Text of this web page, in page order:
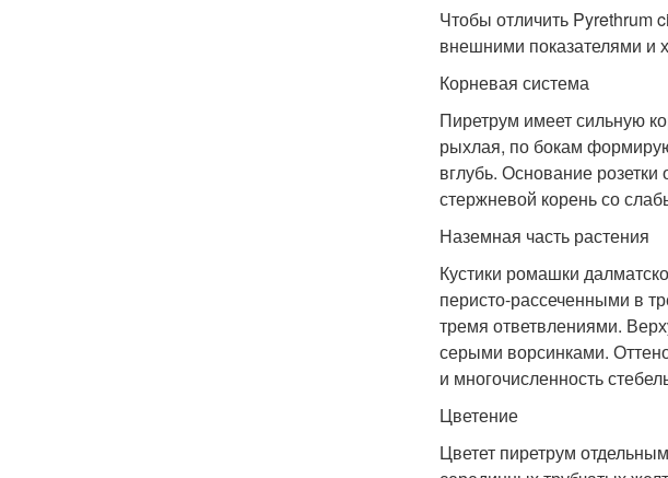
Чтобы отличить Pyrethrum
внешними показателями и
Корневая система
Пиретрум имеет сильную
рыхлая, по бокам
вглубь. Основание
стержневой корень со
Наземная часть растения
Кустики ромашки
перисто-рассеченными в
тремя ответвлениями.
серыми ворсинками.
и многочисленность
Цветение
Цветет пиретрум